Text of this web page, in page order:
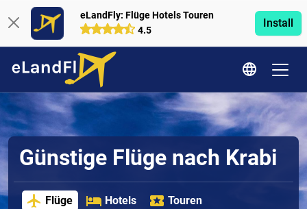
eLandFly: Flüge Hotels Touren
4.5
Install
Günstige Flüge nach Krabi
Flüge Hotels Touren